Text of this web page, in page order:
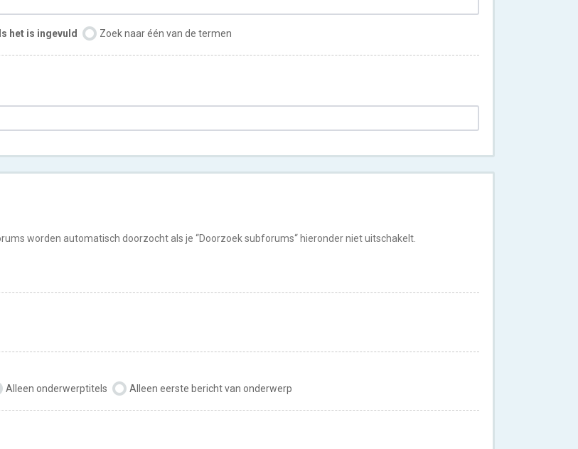
het is ingevuld Zoek naar één van de termen
worden automatisch doorzocht als je “Doorzoek subforums“ hieronder niet uitschakelt.
Alleen onderwerptitels Alleen eerste bericht van onderwerp